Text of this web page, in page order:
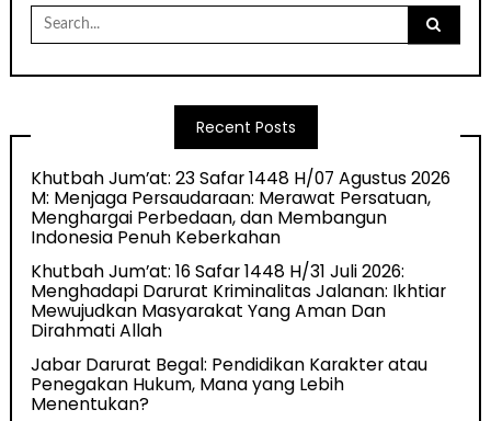
Search
for:
Recent Posts
Khutbah Jum’at: 23 Safar 1448 H/07 Agustus 2026
M: Menjaga Persaudaraan: Merawat Persatuan,
Menghargai Perbedaan, dan Membangun
Indonesia Penuh Keberkahan
Khutbah Jum’at: 16 Safar 1448 H/31 Juli 2026:
Menghadapi Darurat Kriminalitas Jalanan: Ikhtiar
Mewujudkan Masyarakat Yang Aman Dan
Dirahmati Allah
Jabar Darurat Begal: Pendidikan Karakter atau
Penegakan Hukum, Mana yang Lebih
Menentukan?